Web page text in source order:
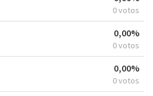
0 votos
0,00%
0 votos
0,00%
0 votos